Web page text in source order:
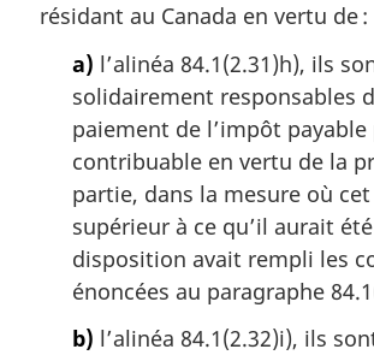
irésidant au Canada en vertu de :
a) l’alinéa 84.1(2.31)h), ils
solidairement responsables
paiement de l’impôt payable
contribuable en vertu de la
partie, dans la mesure où
supérieur à ce qu’il aurait
disposition avait rempli les
énoncées au paragraphe
b) l’alinéa 84.1(2.32)i), ils